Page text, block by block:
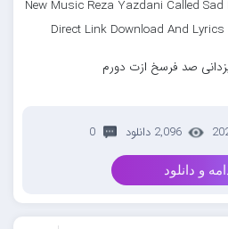
New Music Reza Yazdani Called
Direct Link Download And
2,096 دانلود 0
و دانلود